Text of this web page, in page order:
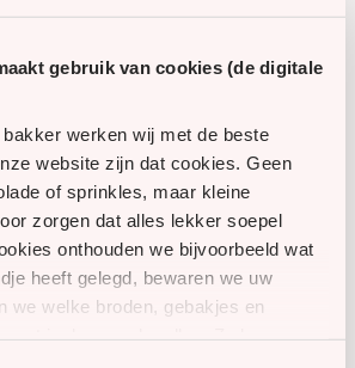
gebruik van cookies (de digitale
werken wij met de beste
website zijn dat cookies. Geen
of sprinkles, maar kleine
zorgen dat alles lekker soepel
onthouden we bijvoorbeeld wat
heeft gelegd, bewaren we uw
we welke broden, gebakjes en
handig voor bij de koffie, als kleine
te nemen. Zo heb je altijd chocolade
zonder grote hoeveelheden te
verpakking Tiny Tony’s
ontdek deze variant en bestel
81034